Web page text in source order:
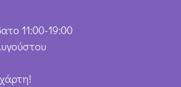
11:00-19:00